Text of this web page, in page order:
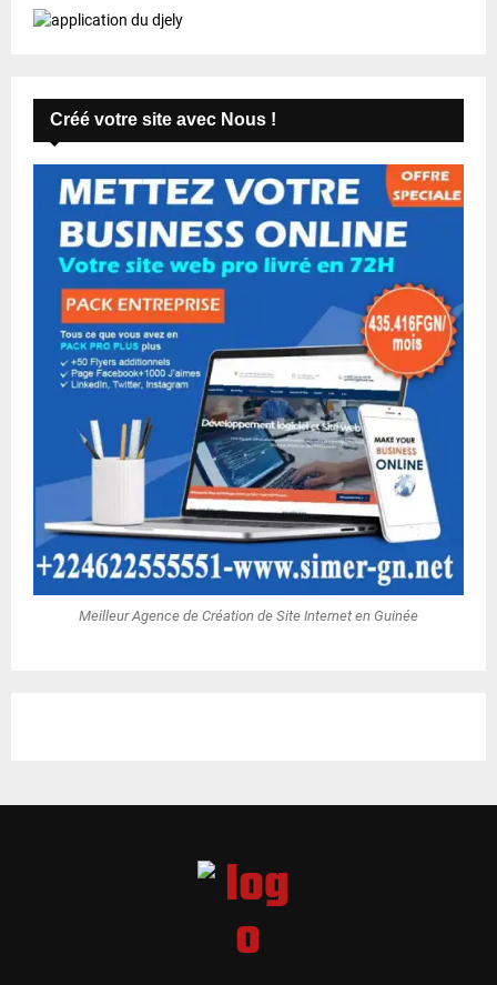
Créé votre site avec Nous !
Meilleur Agence de Création de Site Internet en Guinée